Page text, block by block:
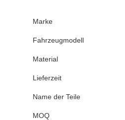
Marke
Fahrzeugmodell
Material
Lieferzeit
Name der Teile
MOQ